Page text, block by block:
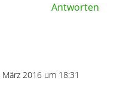
Antworten
2016 um 18:31